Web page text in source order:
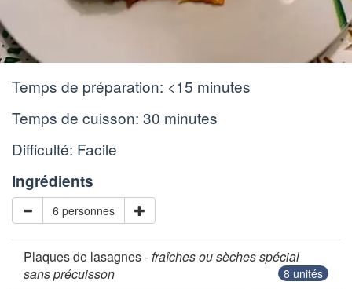
Temps de préparation: <15 minutes
Temps de cuisson: 30 minutes
Difficulté: Facile
Ingrédients
6 personnes
Plaques de lasagnes -fraîches ou sèches spécial
sans précuisson
8 unités